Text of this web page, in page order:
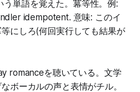
う単語を覚えた。冪等性。例:
idempotent. 意味: このイ
にしろ(何回実行しても結果が
romanceを聴いている。文学
ボーカルの声と表情がチル。